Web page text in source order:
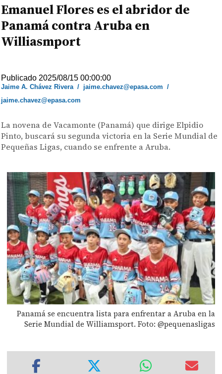
Emanuel Flores es el abridor de
Panamá contra Aruba en
Williasmport
Publicado 2025/08/15 00:00:00
Jaime A. Chávez Rivera/ jaime.chavez@epasa.com /
jaime.chavez@epasa.com
La novena de Vacamonte (Panamá) que dirige Elpidio
Pinto, buscará su segunda victoria en la Serie Mundial de
Pequeñas Ligas, cuando se enfrente a Aruba.
Panamá se encuentra lista para enfrentar a Aruba en la
Serie Mundial de Williamsport. Foto: @pequenasligas